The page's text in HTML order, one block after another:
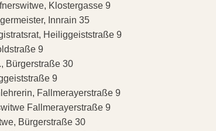
Klostergasse 9
Innrain 35
Heiliggeiststraße 9
9
Bürgerstraße 30
9
Fallmerayerstraße 9
Fallmerayerstraße 9
Bürgerstraße 30